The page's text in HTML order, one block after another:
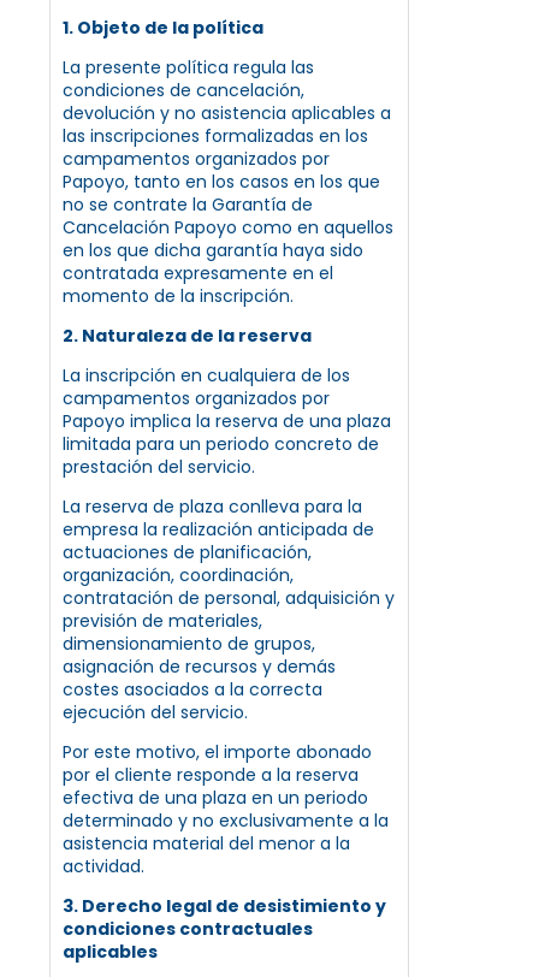
1. Objeto de la política
La presente política regula las
condiciones de cancelación,
devolución y no asistencia aplicables a
las inscripciones formalizadas en los
campamentos organizados por
Papoyo, tanto en los casos en los que
no se contrate la Garantía de
Cancelación Papoyo como en aquellos
en los que dicha garantía haya sido
contratada expresamente en el
momento de la inscripción.
2. Naturaleza de la reserva
La inscripción en cualquiera de los
campamentos organizados por
Papoyo implica la reserva de una plaza
limitada para un periodo concreto de
prestación del servicio.
La reserva de plaza conlleva para la
empresa la realización anticipada de
actuaciones de planificación,
organización, coordinación,
contratación de personal, adquisición y
previsión de materiales,
dimensionamiento de grupos,
asignación de recursos y demás
costes asociados a la correcta
ejecución del servicio.
Por este motivo, el importe abonado
por el cliente responde a la reserva
efectiva de una plaza en un periodo
determinado y no exclusivamente a la
asistencia material del menor a la
actividad.
3. Derecho legal de desistimiento y
condiciones contractuales
aplicables